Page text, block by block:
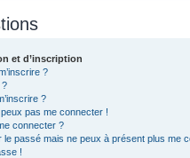
et d’inscription
?
?
?
pas me connecter !
connecter ?
le passé mais ne peux à présent plus me
!